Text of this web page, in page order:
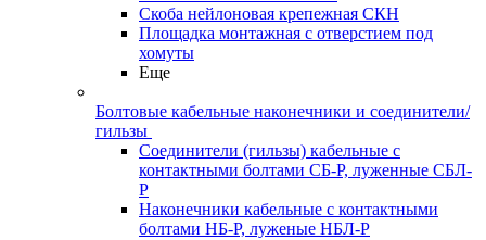
Скоба нейлоновая крепежная СКН
Площадка монтажная с отверстием под
хомуты
Еще
Болтовые кабельные наконечники и соединители/
гильзы
Соединители (гильзы) кабельные с
контактными болтами СБ-Р, луженные СБЛ-
Р
Наконечники кабельные с контактными
болтами НБ-Р, луженые НБЛ-Р